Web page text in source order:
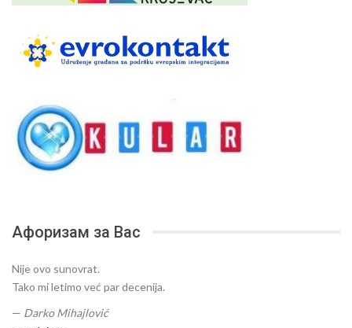
Афоризам за Вас
Nije ovo sunovrat.
Tako mi letimo već par decenija.
— Darko Mihajlović